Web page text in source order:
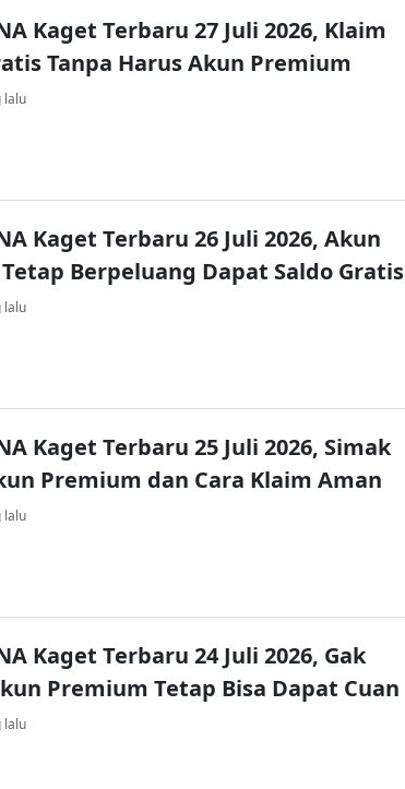
Kaget Terbaru 27 Juli 2026, Klaim
Tanpa Harus Akun Premium
lalu
Kaget Terbaru 26 Juli 2026, Akun
Berpeluang Dapat Saldo Gratis
lalu
Kaget Terbaru 25 Juli 2026, Simak
Premium dan Cara Klaim Aman
lalu
Kaget Terbaru 24 Juli 2026, Gak
Premium Tetap Bisa Dapat Cuan
lalu